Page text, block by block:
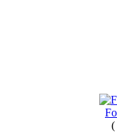
(